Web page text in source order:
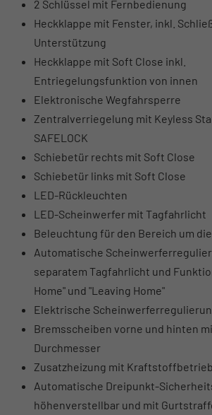
2 Schlüssel mit Fernbedienung
Heckklappe mit Fenster, inkl.
Unterstützung
Heckklappe mit Soft Close inkl.
Entriegelungsfunktion von innen
Elektronische Wegfahrsperre
Zentralverriegelung mit Keyless
SAFELOCK
Schiebetür rechts mit Soft Close
Schiebetür links mit Soft Close
LED-Rückleuchten
LED-Scheinwerfer mit Tagfahrlicht
Beleuchtung für den Bereich um
Automatische
separatem Tagfahrlicht und
Home" und "Leaving Home"
Elektrische
Bremsscheiben vorne und hinten
Durchmesser
Zusatzheizung mit Kraftstoffbetrieb
Automatische Dreipunkt-
höhenverstellbar und mit